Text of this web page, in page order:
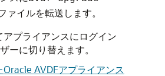
ァイルを転送します。
アプライアンスにログイン
ーに切り替えます。
Oracle AVDFアプライアンス